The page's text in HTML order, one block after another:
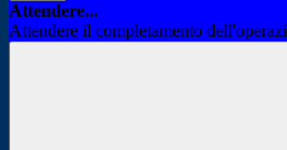
Attendere...
Attendere il completamento